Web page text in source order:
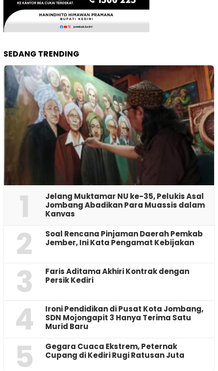
SEDANG TRENDING
1
Jelang Muktamar NU ke-35, Pelukis Asal
Jombang Abadikan Para Muassis dalam
Kanvas
2
‎Soal Rencana Pinjaman Daerah Pemkab
Jember, Ini Kata Pengamat Kebijakan ‎
3
Faris Aditama Akhiri Kontrak dengan
Persik Kediri
4
Ironi Pendidikan di Pusat Kota Jombang,
SDN Mojongapit 3 Hanya Terima Satu
Murid Baru
5
‎Gegara Cuaca Ekstrem, Peternak
Cupang di Kediri Rugi Ratusan Juta